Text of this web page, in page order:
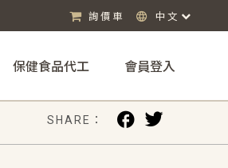
詢價車 中文
保健食品代工 會員登入
SHARE：